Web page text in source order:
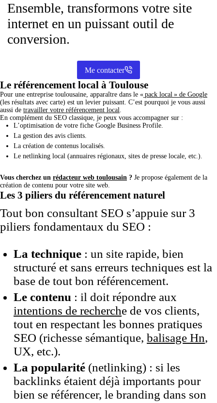
Ensemble, transformons votre site
internet en un puissant outil de
conversion.
Me contacter
Le référencement local à Toulouse
Pour une entreprise toulousaine, apparaître dans le « pack local » de Google
(les résultats avec carte) est un levier puissant. C’est pourquoi je vous aussi
aussi de travailler votre référencement local.
En complément du SEO classique, je peux vous accompagner sur :
L’optimisation de votre fiche Google Business Profile.
La gestion des avis clients.
La création de contenus localisés.
Le netlinking local (annuaires régionaux, sites de presse locale, etc.).
Vous cherchez un rédacteur web toulousain ? Je propose également de la
création de contenu pour votre site web.
Les 3 piliers du référencement naturel
Tout bon consultant SEO s’appuie sur 3
piliers fondamentaux du SEO :
La technique : un site rapide, bien
structuré et sans erreurs techniques est la
base de tout bon référencement.
Le contenu : il doit répondre aux
intentions de recherche de vos clients,
tout en respectant les bonnes pratiques
SEO (richesse sémantique, balisage Hn,
UX, etc.).
La popularité (netlinking) : si les
backlinks étaient déjà importants pour
bien se référencer, le branding dans son